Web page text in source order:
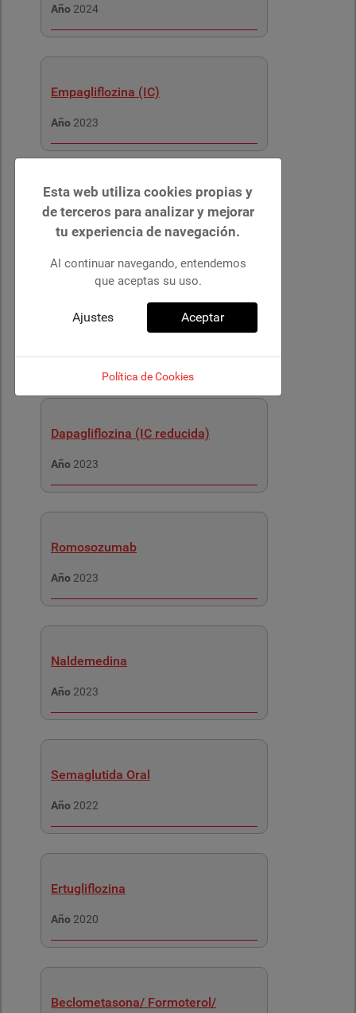
Año 2024
Empagliflozina (IC)
Año 2023
Dapagliflozina (ERC)
Año 2023
Vericiguat
Dapagliflozina (IC reducida)
Año 2023
Romosozumab
Año 2023
Naldemedina
Año 2023
Semaglutida Oral
Año 2022
Ertugliflozina
Año 2020
Beclometasona/ Formoterol/
Esta web utiliza cookies propias y
de terceros para analizar y mejorar
tu experiencia de navegación.
Al continuar navegando, entendemos
que aceptas su uso.
Ajustes Aceptar
Política de Cookies